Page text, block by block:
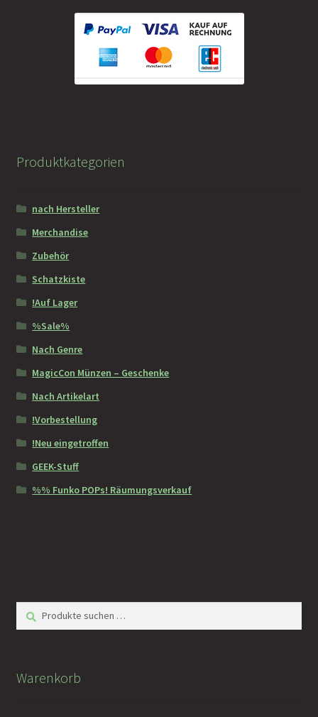
Produktkategorien
nach Hersteller
Merchandise
Zubehör
Schatzkiste
!Auf Lager
%Sale%
Nach Genre
MagicCon Münzen – Geschenke
Nach Artikelart
!Vorbestellung
!Neu eingetroffen
GEEK-Stuff
%% Funko POPs! Räumungsverkauf
Suchen
nach:
Suchen
Warenkorb